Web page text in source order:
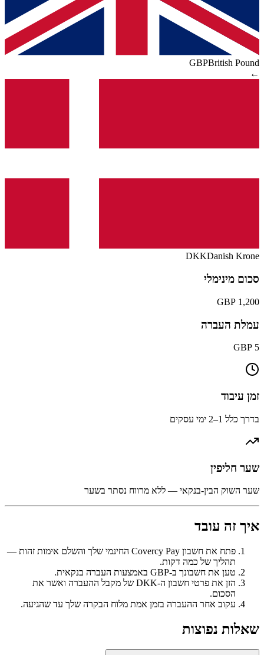
GBPBritish Pound
←
DKKDanish Krone
סכום מינימלי
1,200 GBP
עמלת העברה
5 GBP
זמן עיבוד
בדרך כלל 1–2 ימי עסקים
שער חליפין
שער השוק הבין-בנקאי — ללא מרווח נסתר בשער
איך זה עובד
פתח את חשבון Covercy Pay החינמי שלך והשלם אימות זהות —
תהליך של כמה דקות.
טען את חשבונך ב-GBP באמצעות העברה בנקאית.
הזן את פרטי חשבון ה-DKK של מקבל ההעברה ואשר את
הסכום.
עקוב אחר ההעברה בזמן אמת מלוח הבקרה שלך עד שהגיעה.
שאלות נפוצות